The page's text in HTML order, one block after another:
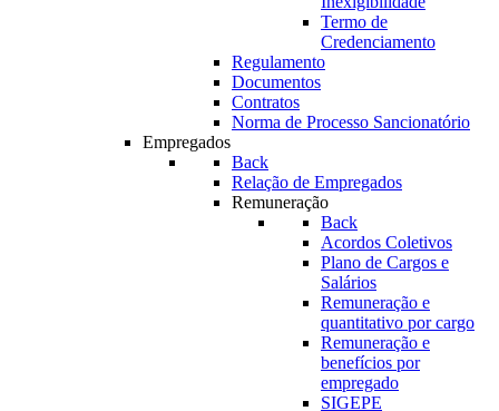
Termo de
Credenciamento
Regulamento
Documentos
Contratos
Norma de Processo Sancionatório
Empregados
Back
Relação de Empregados
Remuneração
Back
Acordos Coletivos
Plano de Cargos e
Salários
Remuneração e
quantitativo por cargo
Remuneração e
benefícios por
empregado
SIGEPE